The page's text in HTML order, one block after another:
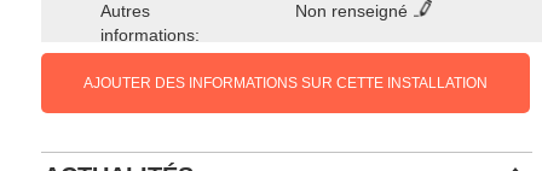
Autres
informations:
Non renseigné
AJOUTER DES INFORMATIONS SUR CETTE INSTALLATION